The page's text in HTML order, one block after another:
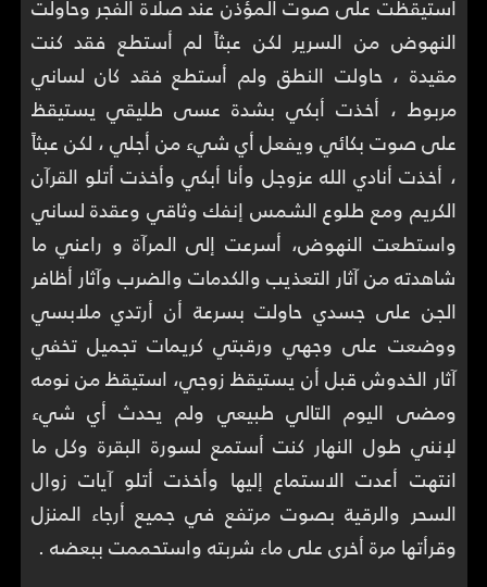
استيقظت على صوت المؤذن عند صلاة الفجر وحاولت
النهوض من السرير لكن عبثاً لم أستطع فقد كنت
مقيدة ، حاولت النطق ولم أستطع فقد كان لساني
مربوط ، أخذت أبكي بشدة عسى طليقي يستيقظ
على صوت بكائي ويفعل أي شيء من أجلي ، لكن عبثاً
، أخذت أنادي الله عزوجل وأنا أبكي وأخذت أتلو القرآن
الكريم ومع طلوع الشمس إنفك وثاقي وعقدة لساني
واستطعت النهوض، أسرعت إلى المرآة و راعني ما
شاهدته من آثار التعذيب والكدمات والضرب وآثار أظافر
الجن على جسدي حاولت بسرعة أن أرتدي ملابسي
ووضعت على وجهي ورقبتي كريمات تجميل تخفي
آثار الخدوش قبل أن يستيقظ زوجي، استيقظ من نومه
ومضى اليوم التالي طبيعي ولم يحدث أي شيء
لإنني طول النهار كنت أستمع لسورة البقرة وكل ما
انتهت أعدت الاستماع إليها وأخذت أتلو آيات زوال
السحر والرقية بصوت مرتفع في جميع أرجاء المنزل
وقرأتها مرة أخرى على ماء شربته واستحممت ببعضه .